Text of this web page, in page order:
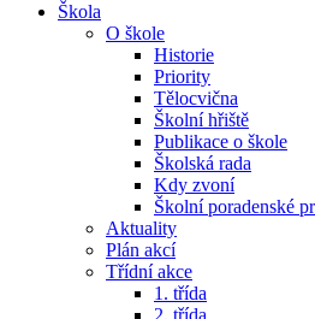
Škola
O škole
Historie
Priority
Tělocvična
Školní hřiště
Publikace o škole
Školská rada
Kdy zvoní
Školní poradenské
Aktuality
Plán akcí
Třídní akce
1. třída
2. třída